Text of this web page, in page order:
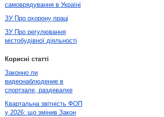
самоврядування в Україні
ЗУ Про охорону праці
ЗУ Про регулювання
містобудівної діяльності
Корисні статті
Законно ли
видеонаблюдение в
спортзале, раздевалке
Квартальна звітність ФОП
у 2026: що змінив Закон